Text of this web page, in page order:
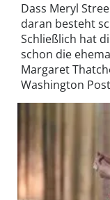
Dass Meryl
daran besteht
Schließlich hat
schon die
Margaret
Washington